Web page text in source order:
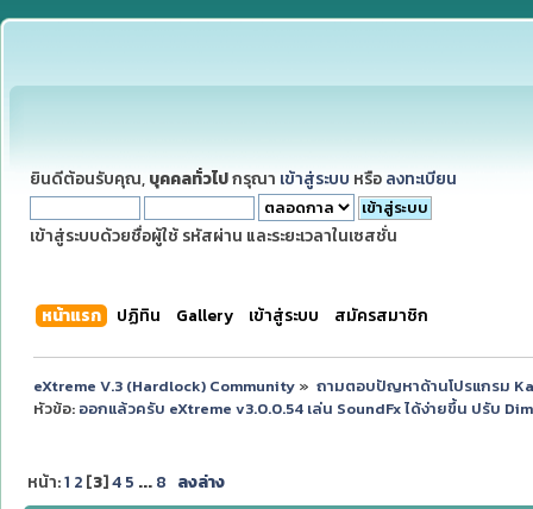
ยินดีต้อนรับคุณ, บุคคลทั่วไปกรุณา เข้าสู่ระบบ หรือ ลงทะเบียน
เข้าสู่ระบบด้วยชื่อผู้ใช้ รหัสผ่าน และระยะเวลาในเซสชั่น
หน้าแรก ปฏิทิน Gallery เข้าสู่ระบบ สมัครสมาชิก
eXtreme V.3 (Hardlock) Community» ถามตอบปัญหาด้านโปรแกรม
หัวข้อ: ออกแล้วครับ eXtreme v3.0.0.54 เล่น SoundFx ได้ง่ายขึ้น ปรับ
หน้า:1 2[3]4 5 ... 8 ลงล่าง